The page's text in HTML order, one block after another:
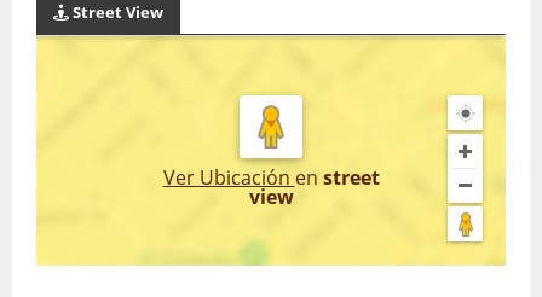
Street View
Ver Ubicación en street
view